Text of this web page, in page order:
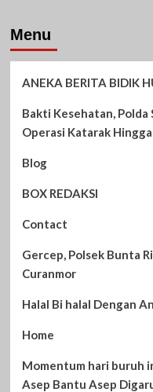
Menu
ANEKA BERITA BIDIK
Bakti Kesehatan,
Operasi Katarak
Blog
BOX REDAKSI
Contact
Gercep, Polsek Bunta
Curanmor
Halal Bi halal Dengan
Home
Momentum hari buruh
Asep Bantu Asep